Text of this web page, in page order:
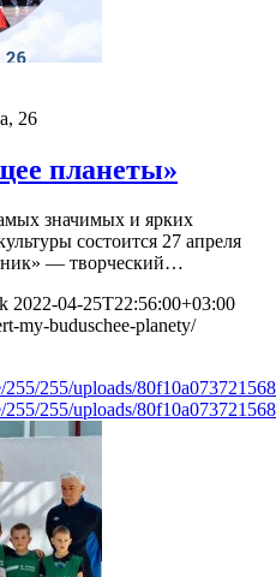
26
планеты»
значимых и ярких
состоится 27 апреля
— творческий…
2022-04-25T22:56:00+03:00
my-buduschee-planety/
255/255/uploads/
255/255/uploads/